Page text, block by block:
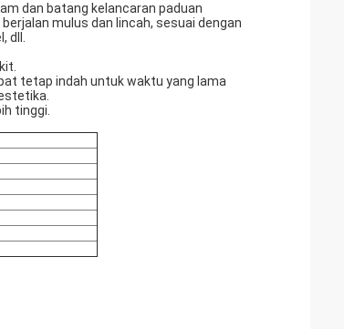
dan batang kelancaran paduan
mulus dan lincah, sesuai dengan
tetap indah untuk waktu yang lama
tinggi.